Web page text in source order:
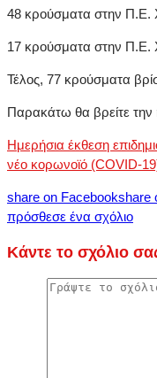
48 κρούσματα στην Π.Ε.
17 κρούσματα στην Π.Ε.
Τέλος, 77 κρούσματα
Παρακάτω θα βρείτε
Ημερήσια έκθεση
νέο κορωνοϊό (COVID-
share on Facebookshare
πρόσθεσε ένα σχόλιο
Κάντε το σχόλιο